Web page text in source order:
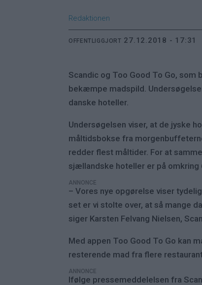
Redaktionen
OFFENTLIGGJORT 27.12.2018 - 17:31
Scandic og Too Good To Go,
bekæmpe madspild.
danske hoteller.
Undersøgelsen viser, at de jyske
måltidsbokse fra
redder flest måltider. For at
sjællandske hoteller er på omkring
ANNONCE
– Vores nye opgørelse viser
set er vi stolte over, at så mange
siger Karsten Felvang Nielsen,
Med appen Too Good To Go kan
resterende mad fra flere
ANNONCE
Ifølge pressemeddelelsen fra